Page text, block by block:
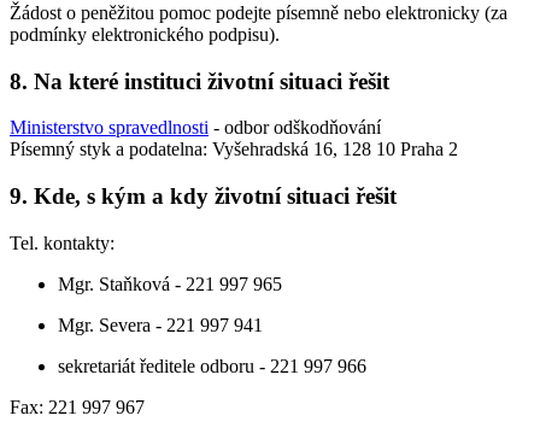
Žádost o peněžitou pomoc podejte písemně nebo elektronicky (za
podmínky elektronického podpisu).
8. Na které instituci životní situaci řešit
Ministerstvo spravedlnosti - odbor odškodňování
Písemný styk a podatelna: Vyšehradská 16, 128 10 Praha 2
9. Kde, s kým a kdy životní situaci řešit
Tel. kontakty:
Mgr. Staňková - 221 997 965
Mgr. Severa - 221 997 941
sekretariát ředitele odboru - 221 997 966
Fax: 221 997 967